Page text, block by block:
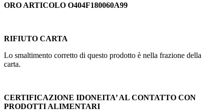
ORO ARTICOLO O404F180060A99
RIFIUTO CARTA
Lo smaltimento corretto di questo prodotto è nella frazione della
carta.
CERTIFICAZIONE IDONEITA’ AL CONTATTO CON
PRODOTTI ALIMENTARI